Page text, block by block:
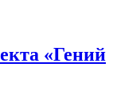
«Гений